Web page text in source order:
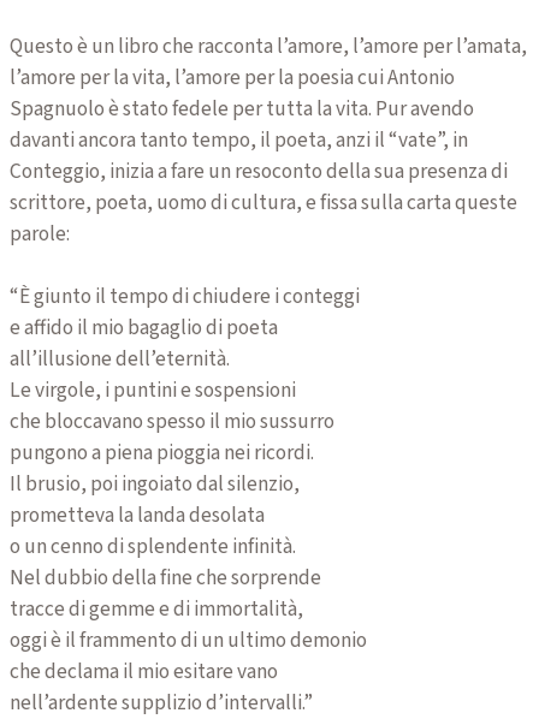
Questo è un libro che racconta l’amore, l’amore per l’amata,
l’amore per la vita, l’amore per la poesia cui Antonio
Spagnuolo è stato fedele per tutta la vita. Pur avendo
davanti ancora tanto tempo, il poeta, anzi il “vate”, in
Conteggio, inizia a fare un resoconto della sua presenza di
scrittore, poeta, uomo di cultura, e fissa sulla carta queste
parole:
“È giunto il tempo di chiudere i conteggi
e affido il mio bagaglio di poeta
all’illusione dell’eternità.
Le virgole, i puntini e sospensioni
che bloccavano spesso il mio sussurro
pungono a piena pioggia nei ricordi.
Il brusio, poi ingoiato dal silenzio,
prometteva la landa desolata
o un cenno di splendente infinità.
Nel dubbio della fine che sorprende
tracce di gemme e di immortalità,
oggi è il frammento di un ultimo demonio
che declama il mio esitare vano
nell’ardente supplizio d’intervalli.”